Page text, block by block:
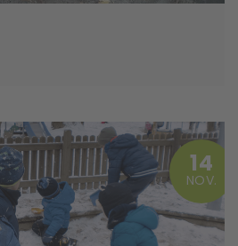
14
NOV.